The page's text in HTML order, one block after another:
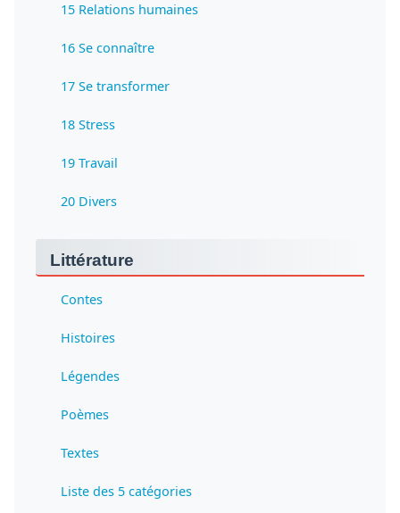
15 Relations humaines
16 Se connaître
17 Se transformer
18 Stress
19 Travail
20 Divers
Littérature
Contes
Histoires
Légendes
Poèmes
Textes
Liste des 5 catégories